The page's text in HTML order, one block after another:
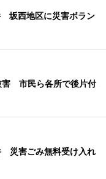
坂西地区に災害ボラン
害 市民ら各所で後片付
災害ごみ無料受け入れ